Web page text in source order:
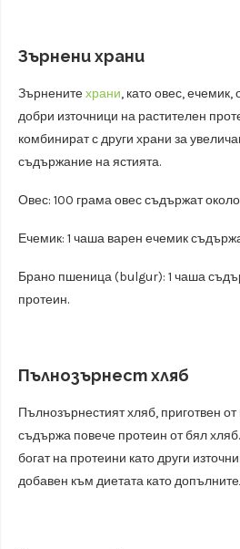
Зърнени храни
Зърненитехрани, като овес,
добри източници на растителен
комбинират с други храни за
съдържание на ястията.
Овес: 100 грама овес съдържат
Ечемик: 1 чаша варен ечемик
Брано пшеница (bulgur): 1 чаша
протеин.
Пълнозърнест хляб
Пълнозърнестият хляб, приготвен
съдържа повече протеин от бял
богат на протеини като други
добавен към диетата като